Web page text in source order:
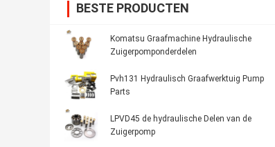
BESTE PRODUCTEN
Komatsu Graafmachine Hydraulische
Zuigerpomponderdelen
Pvh131 Hydraulisch Graafwerktuig Pump
Parts
LPVD45 de hydraulische Delen van de
Zuigerpomp